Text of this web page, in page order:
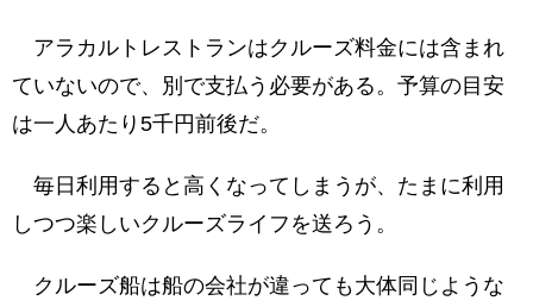
アラカルトレストランはクルーズ料金には含まれ
ていないので、別で支払う必要がある。予算の目安
は一人あたり5千円前後だ。
毎日利用すると高くなってしまうが、たまに利用
しつつ楽しいクルーズライフを送ろう。
クルーズ船は船の会社が違っても大体同じような